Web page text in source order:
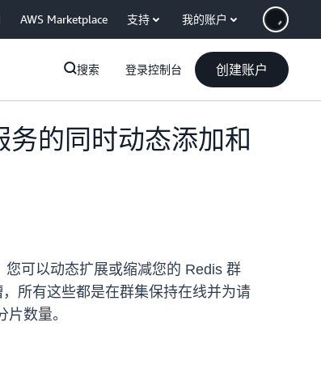
AWS Marketplace 支持 我的账户
搜索 登录控制台 创建账户
的同时动态添加和
可以动态扩展或缩减您的 Redis 群
所有这些都是在群集保持在线并为请
数量。